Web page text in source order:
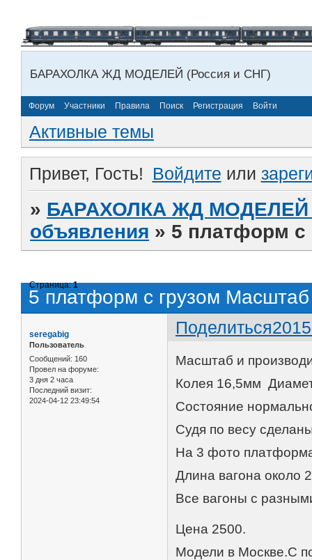
БАРАХОЛКА ЖД МОДЕЛЕЙ (Россия и СНГ)
Форум Участники Правила Поиск Регистрация Войти
Активные темы
Привет, Гость! Войдите или
» БАРАХОЛКА ЖД МОДЕЛЕЙ
объявления » 5 платформ с
5 платформ с грузом
Страница:1
Поделиться
seregabig
Пользователь
Сообщений: 160
Провел на форуме:
3 дня 2 часа
Последний визит:
2024-04-12 23:49:54
Масштаб и
Колея 16,5мм
Состояние
Судя по весу
На 3 фото
Длина вагона около
Все вагоны с
Цена 2500.
Модели в Москве.С